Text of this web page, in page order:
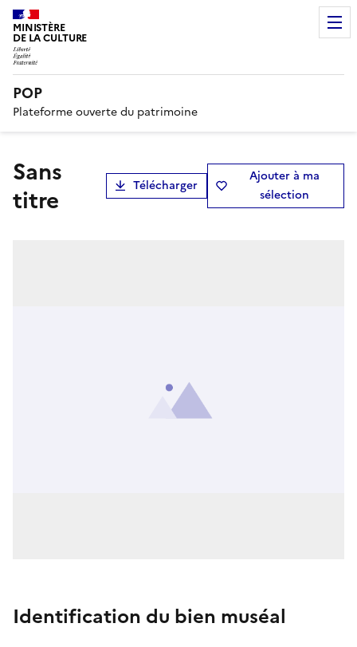
MINISTÈRE
DE LA CULTURE
POP
Plateforme ouverte du patrimoine
Sans
titre
Télécharger
Ajouter à ma
sélection
Identification du bien muséal